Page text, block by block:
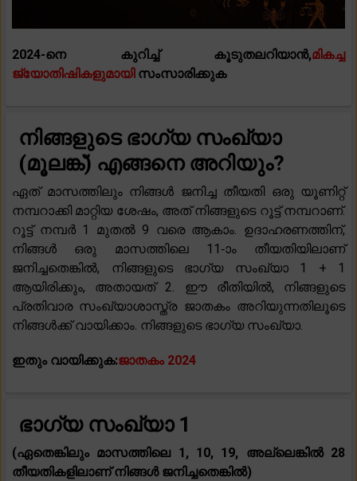
2024-നെ കുറിച്ച് കൂടുതലറിയാൻ,മികച്ച
ജ്യോതിഷികളുമായിസംസാരിക്കുക
നിങ്ങളുടെ ഭാഗ്യ സംഖ്യാ
(മൂലങ്ക്) എങ്ങനെ അറിയും?
ഏത് മാസത്തിലും നിങ്ങൾ ജനിച്ച തീയതി ഒരു യൂണിറ്റ്
നമ്പറാക്കി മാറ്റിയ ശേഷം, അത് നിങ്ങളുടെ റൂട്ട് നമ്പറാണ്.
റൂട്ട് നമ്പർ 1 മുതൽ 9 വരെ ആകാം. ഉദാഹരണത്തിന്,
നിങ്ങൾ ഒരു മാസത്തിലെ 11-ാം തീയതിയിലാണ്
ജനിച്ചതെങ്കിൽ, നിങ്ങളുടെ ഭാഗ്യ സംഖ്യാ 1 + 1
ആയിരിക്കും, അതായത് 2. ഈ രീതിയിൽ, നിങ്ങളുടെ
പ്രതിവാര സംഖ്യാശാസ്ത്ര ജാതകം അറിയുന്നതിലൂടെ
നിങ്ങൾക്ക് വായിക്കാം. നിങ്ങളുടെ ഭാഗ്യ സംഖ്യാ.
ഇതും വായിക്കുക:ജാതകം 2024
ഭാഗ്യ സംഖ്യാ 1
(ഏതെങ്കിലും മാസത്തിലെ 1, 10, 19, അല്ലെങ്കിൽ 28
തീയതികളിലാണ് നിങ്ങൾ ജനിച്ചതെങ്കിൽ)